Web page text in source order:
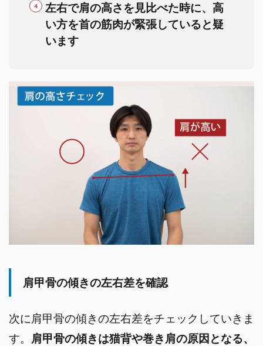
左右で肩の高さを見比べた時に、高
い方を首の筋肉が緊張していると疑
います
肩甲骨の傾きの左右差を確認
次に肩甲骨の傾きの左右差をチェックしていきま
す。 肩甲骨の傾きは猫背や巻き肩の原因となる、